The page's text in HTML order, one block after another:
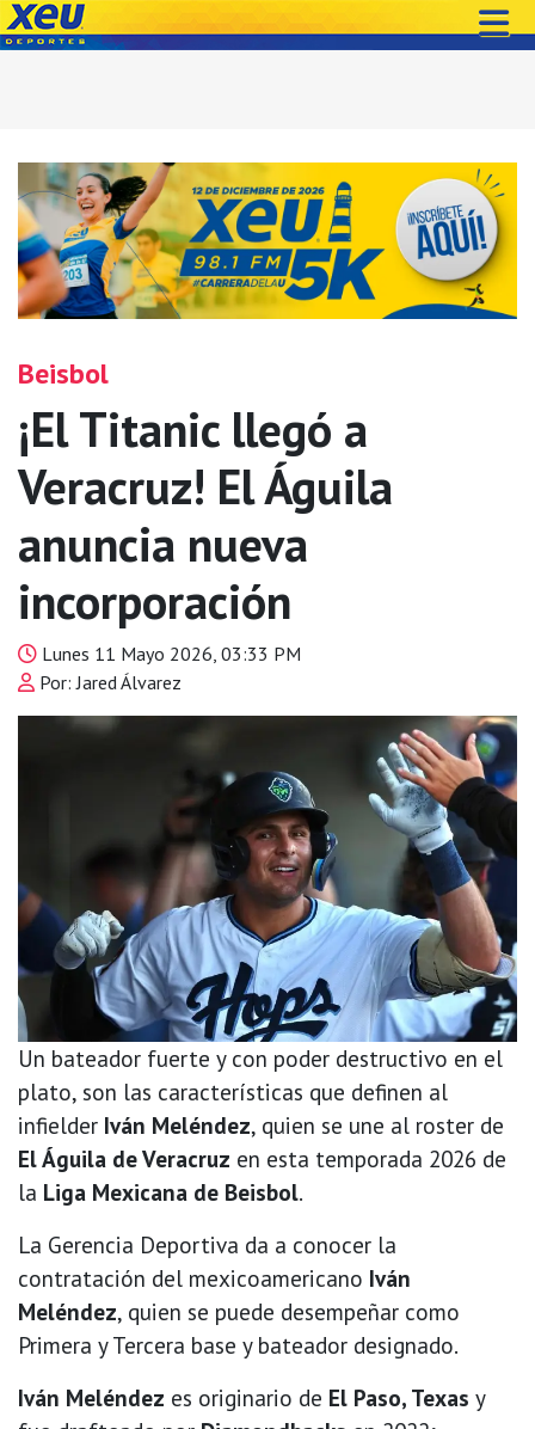
Beisbol
¡El Titanic llegó a
Veracruz! El Águila
anuncia nueva
incorporación
Lunes 11 Mayo 2026, 03:33 PM
Por: Jared Álvarez
Un bateador fuerte y con poder destructivo en el
plato, son las características que definen al
infielder Iván Meléndez, quien se une al roster de
El Águila de Veracruz en esta temporada 2026 de
la Liga Mexicana de Beisbol.
La Gerencia Deportiva da a conocer la
contratación del mexicoamericano Iván
Meléndez, quien se puede desempeñar como
Primera y Tercera base y bateador designado.
Iván Meléndez es originario de El Paso, Texas y